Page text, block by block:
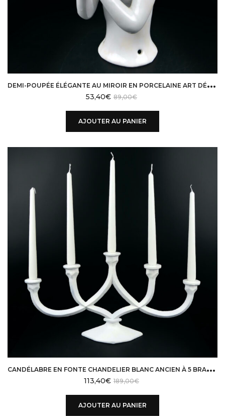
D
EMI-POUPÉE ÉLÉGANTE AU MIROIR EN PORCELAINE ART DÉCO HALF-DOLL
89,00€
53,40€
AJOUTER AU PANIER
C
ANDÉLABRE EN FONTE CHANDELIER BLANC ANCIEN À 5 BRANCHES STYLE BRUTALISTE
189,00€
113,40€
AJOUTER AU PANIER